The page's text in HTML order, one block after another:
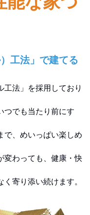
工法」で建てる
法」を採用しており
つでも当たり前にす
で、めいっぱい楽しめ
変わっても、健康・快
寄り添い続けます。